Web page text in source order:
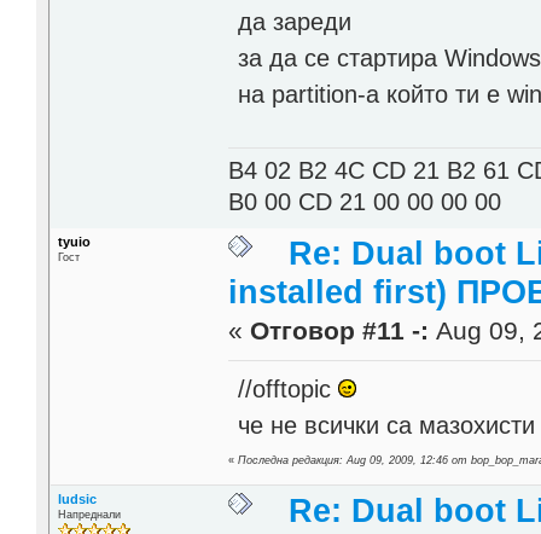
да зареди
за да се стартира
на partition-а който ти е
B4 02 B2 4C CD 21 B2 61
B0 00 CD 21 00 00 00 00
tyuio
Гост
Re: Dual boot
installed first)
« Отговор #11 -: Aug 09,
//offtopic
че не всички са
«Последна редакция: Aug 09, 2009, 12:46 от
ludsic
Напреднали
Re: Dual boot